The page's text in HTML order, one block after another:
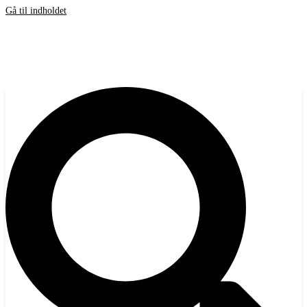
Gå til indholdet